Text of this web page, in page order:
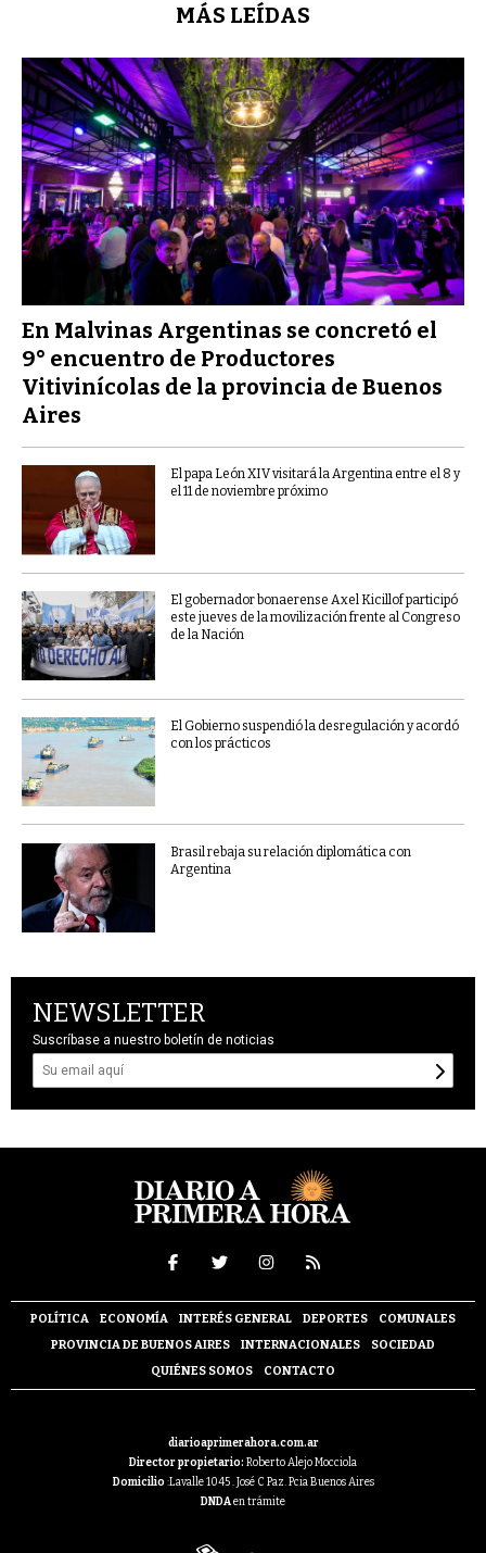
MÁS LEÍDAS
En Malvinas Argentinas se concretó el
9° encuentro de Productores
Vitivinícolas de la provincia de Buenos
Aires
El papa León XIV visitará la Argentina entre el 8 y
el 11 de noviembre próximo
El gobernador bonaerense Axel Kicillof participó
este jueves de la movilización frente al Congreso
de la Nación
El Gobierno suspendió la desregulación y acordó
con los prácticos
Brasil rebaja su relación diplomática con
Argentina
NEWSLETTER
Suscríbase a nuestro boletín de noticias
POLÍTICA ECONOMÍA INTERÉS GENERAL DEPORTES
COMUNALES
PROVINCIA DE BUENOS AIRES
INTERNACIONALES
SOCIEDAD
QUIÉNES SOMOS
CONTACTO
diarioaprimerahora.com.ar
Director propietario: Roberto Alejo Mocciola
Domicilio :Lavalle 1045 . José C Paz. Pcia Buenos Aires
DNDAen trámite